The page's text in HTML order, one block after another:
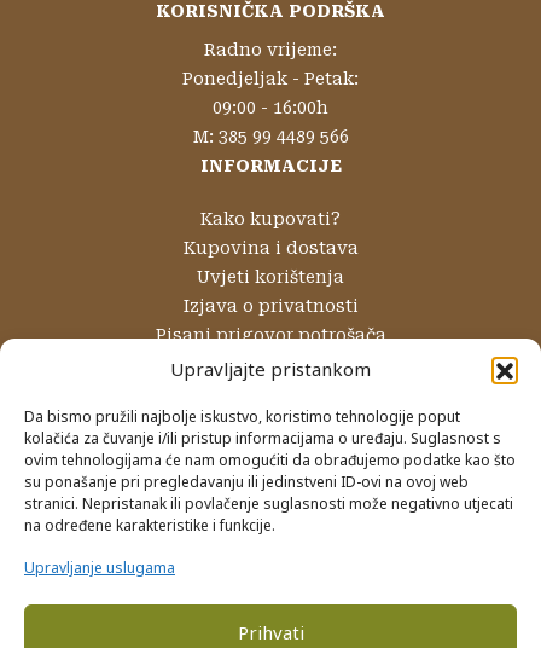
Upravljajte pristankom
Da bismo pružili najbolje iskustvo, koristimo tehnologije poput
kolačića za čuvanje i/ili pristup informacijama o uređaju. Suglasnost s
ovim tehnologijama će nam omogućiti da obrađujemo podatke kao što
su ponašanje pri pregledavanju ili jedinstveni ID-ovi na ovoj web
stranici. Nepristanak ili povlačenje suglasnosti može negativno utjecati
na određene karakteristike i funkcije.
Upravljanje uslugama
Prihvati
KORISNIČKA PODRŠKA
Radno vrijeme:
Ponedjeljak - Petak:
09:00 - 16:00h
M: 385 99 4489 566
INFORMACIJE
Kako kupovati?
Kupovina i dostava
Uvjeti korištenja
Izjava o privatnosti
Pisani prigovor potrošača
Reklamacije i povrati
NAČINI PLAĆANJA
Gotovinom prilikom preuzimanja
Internet bankarstvom